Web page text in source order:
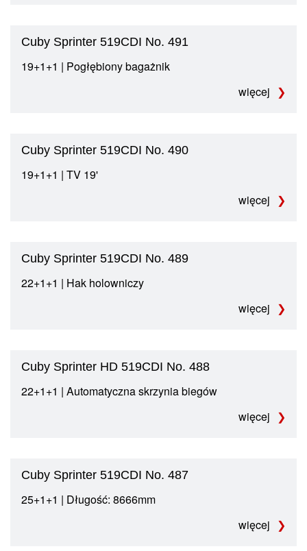
Cuby Sprinter 519CDI No. 491
19+1+1 | Pogłębiony bagażnik
więcej
Cuby Sprinter 519CDI No. 490
19+1+1 | TV 19'
więcej
Cuby Sprinter 519CDI No. 489
22+1+1 | Hak holowniczy
więcej
Cuby Sprinter HD 519CDI No. 488
22+1+1 | Automatyczna skrzynia biegów
więcej
Cuby Sprinter 519CDI No. 487
25+1+1 | Długość: 8666mm
więcej